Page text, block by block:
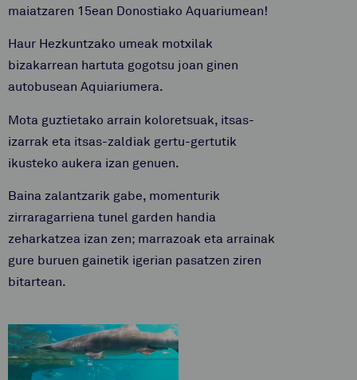
maiatzaren 15ean Donostiako Aquariumean!
Haur Hezkuntzako umeak motxilak
bizakarrean hartuta gogotsu joan ginen
autobusean Aquiariumera.
Mota guztietako arrain koloretsuak, itsas-
izarrak eta itsas-zaldiak gertu-gertutik
ikusteko aukera izan genuen.
Baina zalantzarik gabe, momenturik
zirraragarriena tunel garden handia
zeharkatzea izan zen; marrazoak eta arrainak
gure buruen gainetik igerian pasatzen ziren
bitartean.